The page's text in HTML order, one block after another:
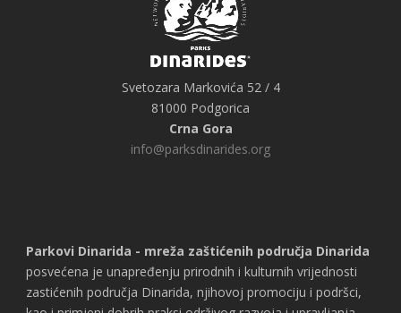
Svetozara Markovića 52 / 4
81000 Podgorica
Crna Gora
info@parksdinarides.org
Parkovi Dinarida - mreža zaštićenih područja Dinarida
posvećena je unapređenju prirodnih i kulturnih vrijednosti
zastićenih područja Dinarida, njihovoj promociju i podršci,